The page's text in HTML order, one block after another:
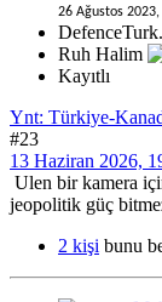
26 Ağustos
Ruh Halim
Kayıtlı
Ynt: Türkiye-
#23
13 Haziran 2026,
Ulen bir kamera
jeopolitik güç
2 kişi bunu